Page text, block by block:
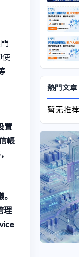
使
置
帳
理
熱門文章
暂无推